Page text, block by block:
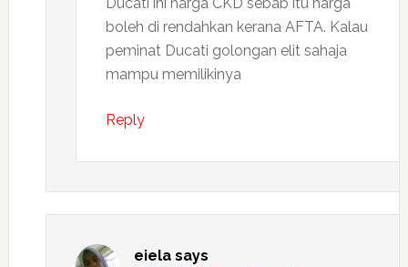
boleh di rendahkan kerana AFTA. Kalau
peminat Ducati golongan elit sahaja
mampu memilikinya
Reply
eiela says